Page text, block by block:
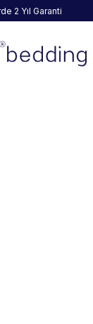
2 Yıl Garanti